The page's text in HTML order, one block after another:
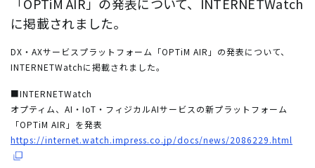
に掲載されました。
DX・AXサービスプラットフォーム「OPTiM AIR」の発表について、
INTERNETWatchに掲載されました。
■INTERNETWatch
オプティム、AI・IoT・フィジカルAIサービスの新プラットフォーム
「OPTiM AIR」を発表
https://internet.watch.impress.co.jp/docs/news/2086229.html